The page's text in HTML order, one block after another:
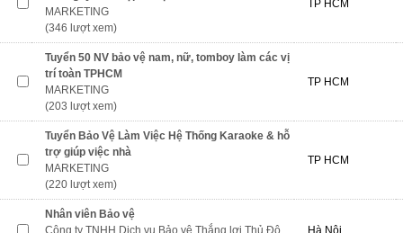
MARKETING
(346 lượt xem)
TP HCM
Tuyển 50 NV bảo vệ nam, nữ, tomboy làm các vị
trí toàn TPHCM
MARKETING
(203 lượt xem)
TP HCM
Tuyển Bảo Vệ Làm Việc Hệ Thống Karaoke & hỗ
trợ giúp việc nhà
MARKETING
(220 lượt xem)
TP HCM
Nhân viên Bảo vệ
Công ty TNHH Dịch vụ Bảo vệ Thắng lợi Thủ Đô
Hà Nội